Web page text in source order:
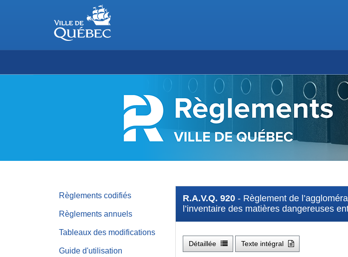
Règlements codifiés
Règlements annuels
Tableaux des modifications
Guide d'utilisation
R.A.V.Q. 920 - Règlement de
l’inventaire des matières dangereuses
Détaillée Texte intégral